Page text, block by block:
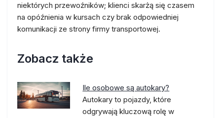
niektórych przewoźników; klienci skarżą się czasem
na opóźnienia w kursach czy brak odpowiedniej
komunikacji ze strony firmy transportowej.
Zobacz także
Ile osobowe są autokary?
Autokary to pojazdy, które
odgrywają kluczową rolę w